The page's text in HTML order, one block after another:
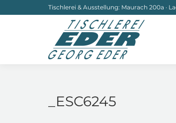
Tischlerei & Ausstellung: Maurach 200a ·
_ESC6245